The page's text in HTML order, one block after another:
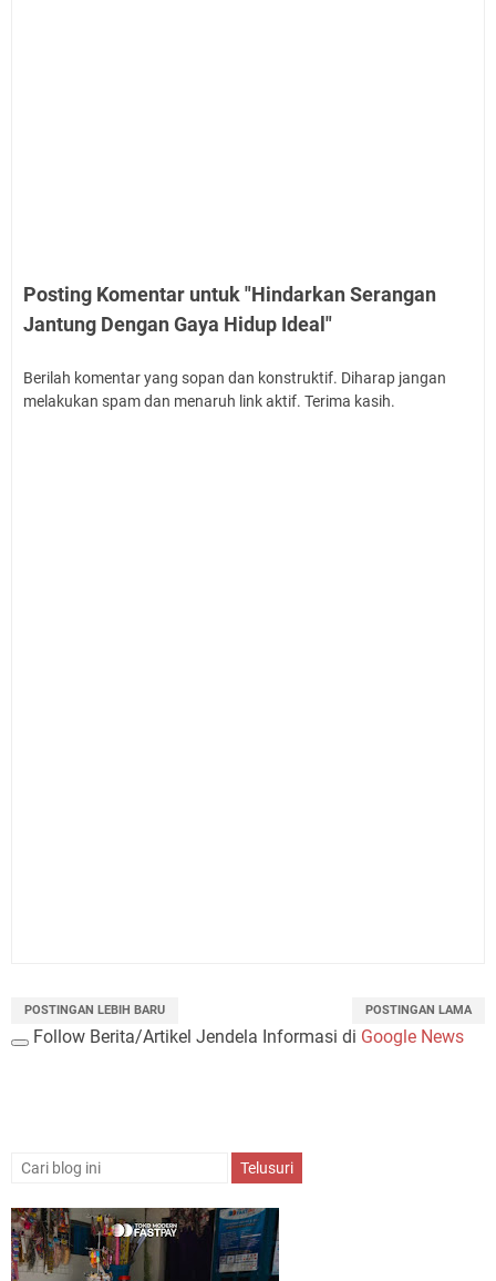
Posting Komentar untuk "Hindarkan Serangan
Jantung Dengan Gaya Hidup Ideal"
Berilah komentar yang sopan dan konstruktif. Diharap jangan
melakukan spam dan menaruh link aktif. Terima kasih.
POSTINGAN LEBIH BARU POSTINGAN LAMA
Follow Berita/Artikel Jendela Informasi di Google News